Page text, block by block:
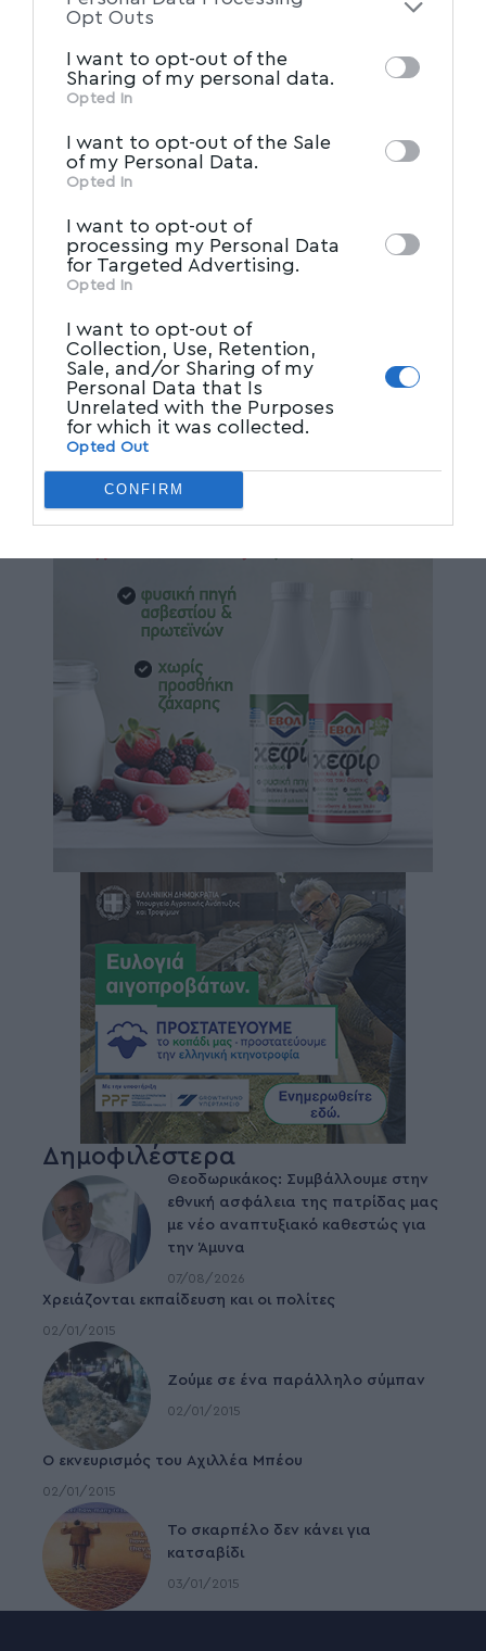
of the further disclosure of your personal
of downstream participants. This
information may also be disclosed by us to
Participantsthat may further disclose it to
other third parties.
Opt Outs
I want to opt-out of the
Sharing of my personal data.
Opted In
I want to opt-out of the Sale
of my Personal Data.
Opted In
I want to opt-out of
processing my Personal Data
for Targeted Advertising.
Opted In
I want to opt-out of
Collection, Use, Retention,
Sale, and/or Sharing of my
Personal Data that Is
Unrelated with the Purposes
for which it was collected.
Opted Out
CONFIRM
Δημοφιλέστερα
Θεοδωρικάκος: Συμβάλλουμε στην
εθνική ασφάλεια της πατρίδας μας
με νέο αναπτυξιακό καθεστώς για
την Άμυνα
07/08/2026
Χρειάζονται εκπαίδευση και οι πολίτες
02/01/2015
Ζούμε σε ένα παράλληλο σύμπαν
02/01/2015
Ο εκνευρισμός του Αχιλλέα Μπέου
02/01/2015
To σκαρπέλο δεν κάνει για
κατσαβίδι
03/01/2015